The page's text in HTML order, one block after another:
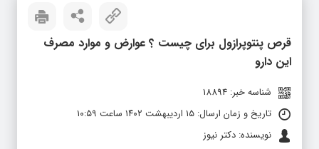
قرص پنتوپرازول برای چیست ؟ عوارض و موارد مصرف
این دارو
شناسه خبر: 18894
تاریخ و زمان ارسال: ۱۵ اردیبهشت ۱۴۰۲ ساعت ۱۰:۵۹
نویسنده: دکتر نیوز